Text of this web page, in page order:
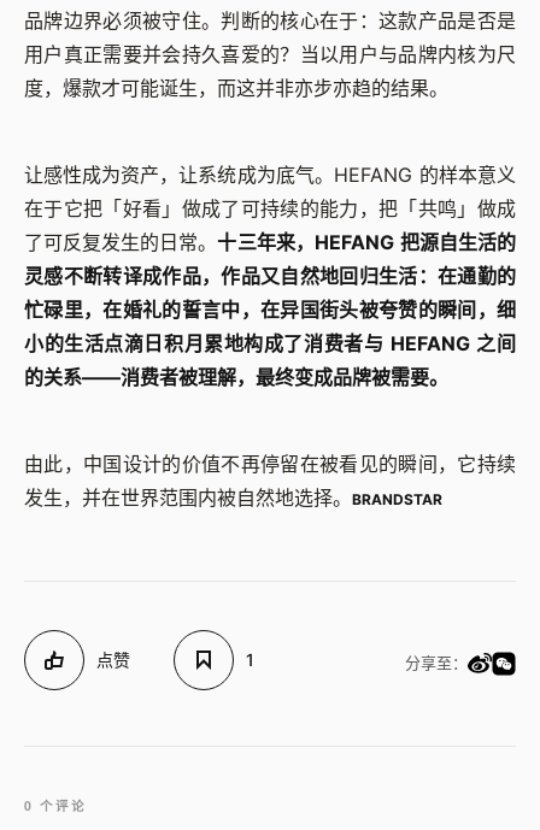
品牌边界必须被守住。判断的核心在于：这款产品是否是
用户真正需要并会持久喜爱的？当以用户与品牌内核为尺
度，爆款才可能诞生，而这并非亦步亦趋的结果。
让感性成为资产，让系统成为底气。HEFANG 的样本意义
在于它把「好看」做成了可持续的能力，把「共鸣」做成
了可反复发生的日常。十三年来，HEFANG 把源自生活的
灵感不断转译成作品，作品又自然地回归生活：在通勤的
忙碌里，在婚礼的誓言中，在异国街头被夸赞的瞬间，细
小的生活点滴日积月累地构成了消费者与 HEFANG 之间
的关系——消费者被理解，最终变成品牌被需要。
由此，中国设计的价值不再停留在被看见的瞬间，它持续
发生，并在世界范围内被自然地选择。
BRANDSTAR
点赞 1 分享至：
0 个评论